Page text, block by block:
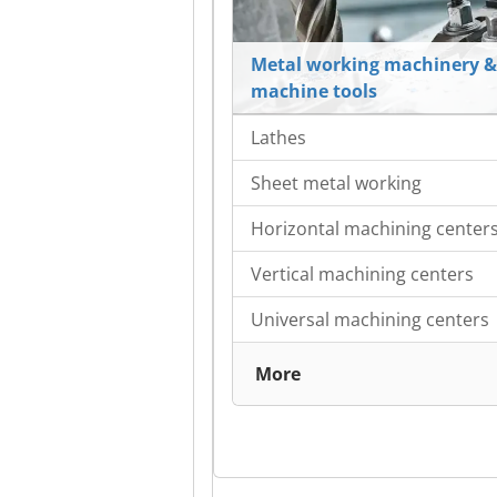
Metal working machinery &
machine tools
Lathes
Sheet metal working
Horizontal machining
Vertical machining centers
Universal machining centers
More